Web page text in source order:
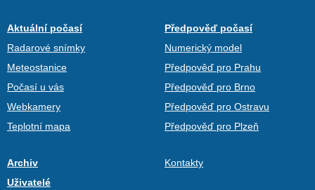
Aktuální počasí
Radarové snímky
Meteostanice
Počasí u vás
Webkamery
Teplotní mapa
Předpověď počasí
Numerický model
Předpověď pro Prahu
Předpověď pro Brno
Předpověď pro Ostravu
Předpověď pro Plzeň
Archiv
Uživatelé
Kontakty